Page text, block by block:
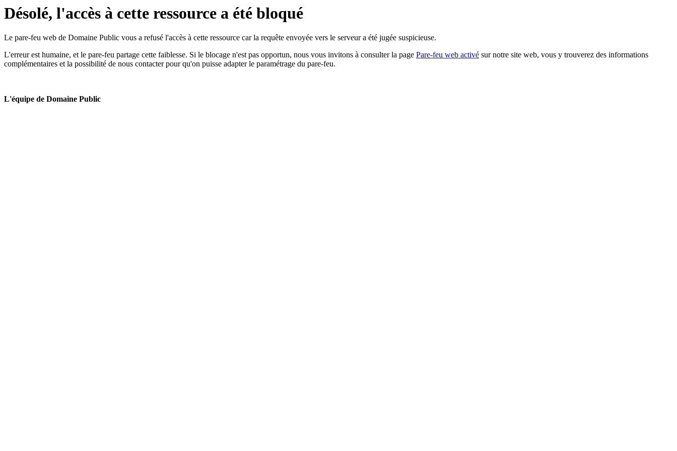
Désolé, l'accès à cette ressource a été bloqué
Le pare-feu web de Domaine Public vous a refusé l'accès à cette ressource car la requête envoyée vers le serveur a été jugée suspicieuse.
L'erreur est humaine, et le pare-feu partage cette faiblesse. Si le blocage n'est pas opportun, nous vous invitons à consulter la page Pare-feu web activé sur notre site web, vous y trouverez des informations
complémentaires et la possibilité de nous contacter pour qu'on puisse adapter le paramétrage du pare-feu.
L'équipe de Domaine Public